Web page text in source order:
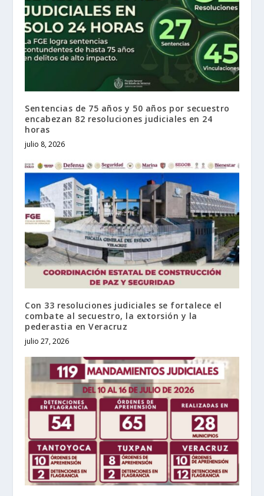
Sentencias de 75 años y 50 años por secuestro
encabezan 82 resoluciones judiciales en 24
horas
julio 8, 2026
Con 33 resoluciones judiciales se fortalece el
combate al secuestro, la extorsión y la
pederastia en Veracruz
julio 27, 2026